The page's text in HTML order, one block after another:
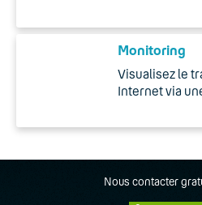
Monitoring
Visualisez le
Internet via
Nous contacter